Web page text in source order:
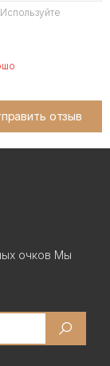
отзыв
очков Мы